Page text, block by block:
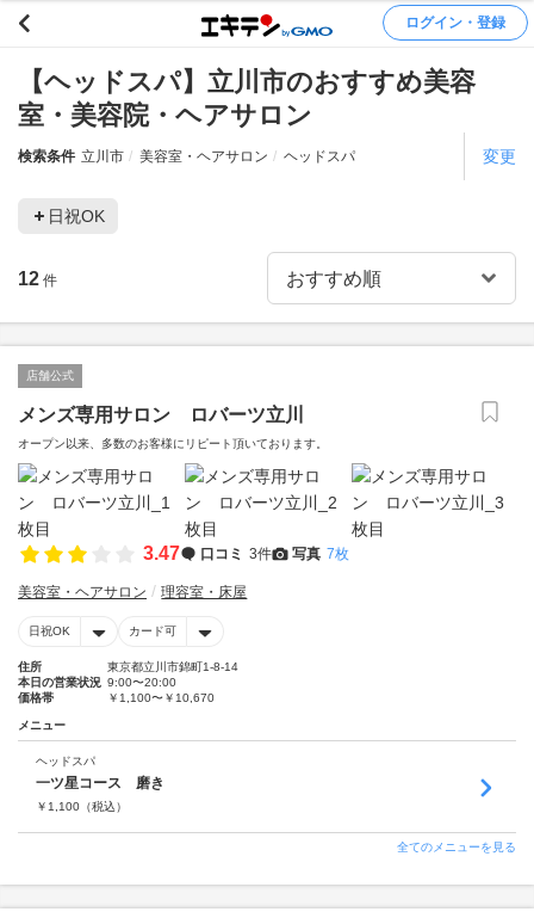
ログイン・登録
【ヘッドスパ】立川市のおすすめ美容
室・美容院・ヘアサロン
検索条件 立川市 美容室・ヘアサロン ヘッドスパ 変更
日祝OK
12 件
店舗公式
メンズ専用サロン ロバーツ立川
オープン以来、多数のお客様にリピート頂いております。
3.47 口コミ 3件 写真 7枚
美容室・ヘアサロン 理容室・床屋
日祝OK カード可
住所
東京都立川市錦町1-8-14
本日の営業状況 9:00〜20:00
価格帯
￥1,100〜￥10,670
メニュー
ヘッドスパ
一ツ星コース 磨き
￥ 1,100 （税込）
全てのメニューを見る